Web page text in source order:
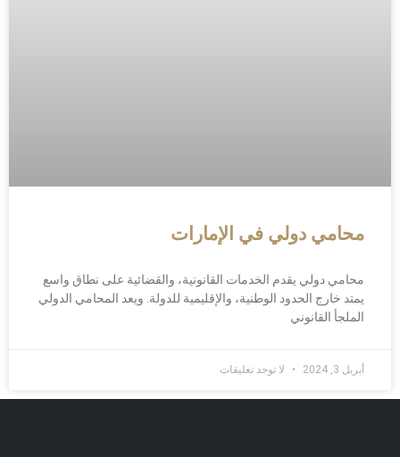
محامي دولي في الإمارات
محامي دولي يقدم الخدمات القانونية، والقضائية على نطاق واسع
يمتد خارج الحدود الوطنية، والإقليمية للدولة. ويعد المحامي الدولي
الملجأ القانوني
أبريل 3, 2024 لا توجد تعليقات